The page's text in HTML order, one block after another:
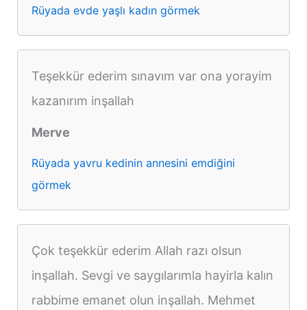
Rüyada evde yaşlı kadın görmek
Teşekkür ederim sınavım var ona yorayim
kazanırım inşallah
Merve
Rüyada yavru kedinin annesini emdiğini
görmek
Çok teşekkür ederim Allah razı olsun
inşallah. Sevgi ve saygılarımla hayirla kalın
rabbime emanet olun inşallah. Mehmet